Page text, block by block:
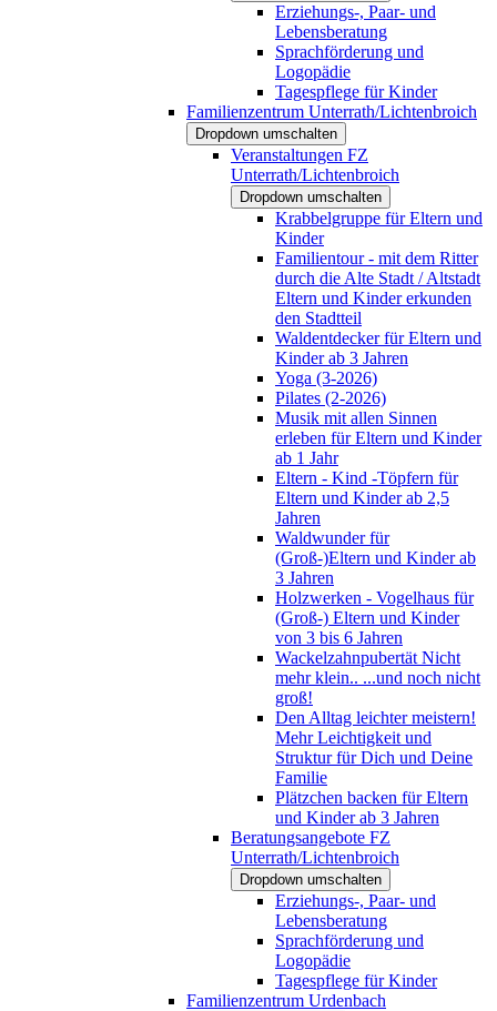
Erziehungs-, Paar- und
Lebensberatung
Sprachförderung und
Logopädie
Tagespflege für Kinder
Familienzentrum Unterrath/Lichtenbroich
Dropdown umschalten
Veranstaltungen FZ
Unterrath/Lichtenbroich
Dropdown umschalten
Krabbelgruppe für Eltern und
Kinder
Familientour - mit dem Ritter
durch die Alte Stadt / Altstadt
Eltern und Kinder erkunden
den Stadtteil
Waldentdecker für Eltern und
Kinder ab 3 Jahren
Yoga (3-2026)
Pilates (2-2026)
Musik mit allen Sinnen
erleben für Eltern und Kinder
ab 1 Jahr
Eltern - Kind -Töpfern für
Eltern und Kinder ab 2,5
Jahren
Waldwunder für
(Groß-)Eltern und Kinder ab
3 Jahren
Holzwerken - Vogelhaus für
(Groß-) Eltern und Kinder
von 3 bis 6 Jahren
Wackelzahnpubertät Nicht
mehr klein.. ...und noch nicht
groß!
Den Alltag leichter meistern!
Mehr Leichtigkeit und
Struktur für Dich und Deine
Familie
Plätzchen backen für Eltern
und Kinder ab 3 Jahren
Beratungsangebote FZ
Unterrath/Lichtenbroich
Dropdown umschalten
Erziehungs-, Paar- und
Lebensberatung
Sprachförderung und
Logopädie
Tagespflege für Kinder
Familienzentrum Urdenbach